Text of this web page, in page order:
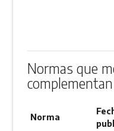
Normas que
Norma